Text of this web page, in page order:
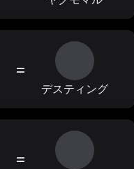
=
デスティング
=